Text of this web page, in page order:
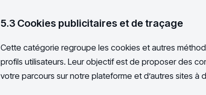
5.3 Cookies publicitaires et de traçage
Cette catégorie regroupe les cookies et autres
profils utilisateurs. Leur objectif est de proposer des
votre parcours sur notre plateforme et d’autres sites à